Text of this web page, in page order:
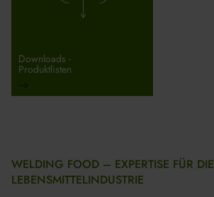
Downloads -
Produktlisten
WELDING FOOD – EXPERTISE FÜR DIE
LEBENSMITTELINDUSTRIE